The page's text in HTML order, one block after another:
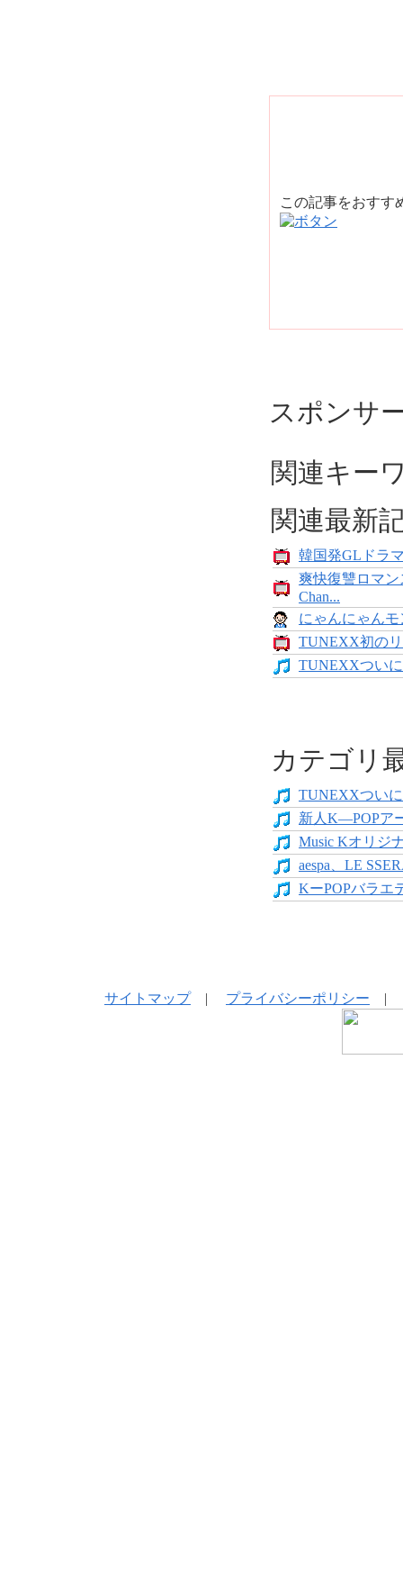
この記事をおす
スポンサ
関連キー
関連最新
韓国発GLドラ
爽快復讐ロマ
Chan...
にゃんにゃん
TUNEXX初の
TUNEXXつい
カテゴリ
TUNEXXつい
新人K―POPア
Music Kオリジ
aespa、LE
KーPOPバラエ
サイトマップ| プライバシーポリシー